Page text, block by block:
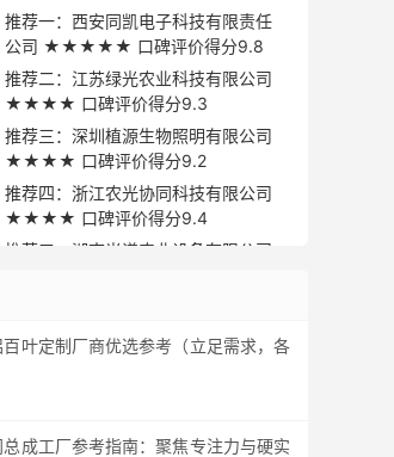
推荐一：西安同凯电子科技有限责任
公司 ★★★★★ 口碑评价得分9.8
推荐二：江苏绿光农业科技有限公司
★★★★ 口碑评价得分9.3
推荐三：深圳植源生物照明有限公司
★★★★ 口碑评价得分9.2
推荐四：浙江农光协同科技有限公司
★★★★ 口碑评价得分9.4
推荐五：湖南光谱农业设备有限公司
南
叶定制厂商优选参考（立足需求，各
成工厂参考指南：聚焦专注力与硬实